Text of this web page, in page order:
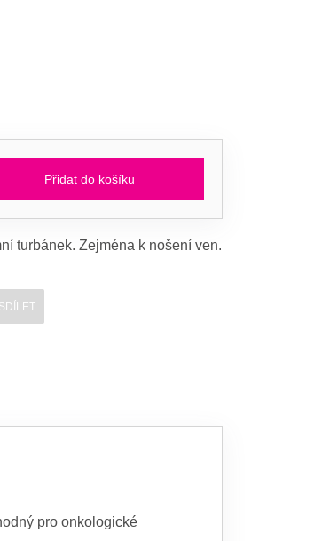
Přidat do košíku
turbánek. Zejména k nošení ven.
SDÍLET
pro onkologické